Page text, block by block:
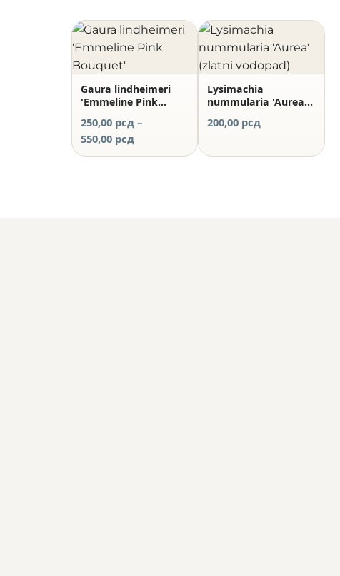
Gaura lindheimeri
'Emmeline Pink
250,00 рсд –
550,00 рсдRaspon
cena:
Lysimachia
nummularia 'Aurea'
200,00 рсд